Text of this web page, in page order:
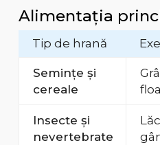
Alimentația
Tip de hrană
Semințe și
cereale
Insecte și
nevertebrate